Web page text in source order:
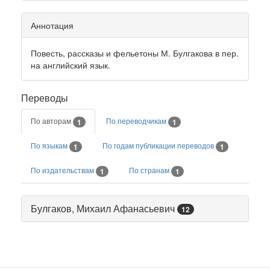
Аннотация
Повесть, рассказы и фельетоны М. Булгакова в пер.
на английский язык.
Переводы
По авторам 1 По переводчикам 1
По языкам 1 По годам публикации переводов 1
По издательствам 1 По странам 1
Булгаков, Михаил Афанасьевич 12